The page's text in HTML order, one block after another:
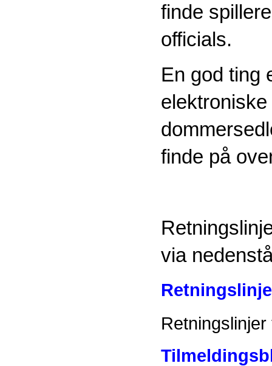
finde
officials.
En god ting
finde på
via